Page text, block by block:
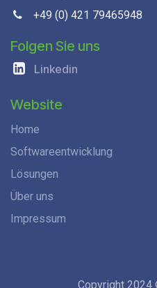
+49 (0) 421 79465948
Folgen Sie uns
Linkedin
Website
Home
Softwareentwicklung
Lösungen
Über uns
Impressum
Copyright 2024